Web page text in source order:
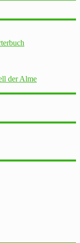
der Alme